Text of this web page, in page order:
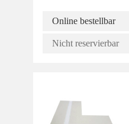
Online bestellbar
Nicht reservierbar